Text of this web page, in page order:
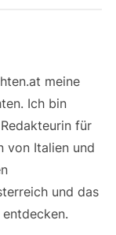
meine
Ich bin
für
von Italien und
und das